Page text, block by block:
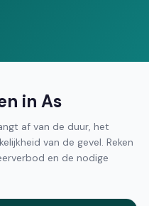
in As
af van de duur, het
van de gevel. Reken
en de nodige